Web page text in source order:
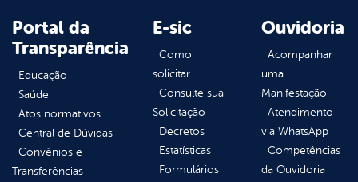
Portal da
Transparência
Educação
Saúde
Atos normativos
Central de Dúvidas
Convênios e
Transferências
E-sic
Como
solicitar
Consulte sua
Solicitação
Decretos
Estatísticas
Formulários
Ouvidoria
Acompanhar
uma
Manifestação
Atendimento
via WhatsApp
Competências
da Ouvidoria